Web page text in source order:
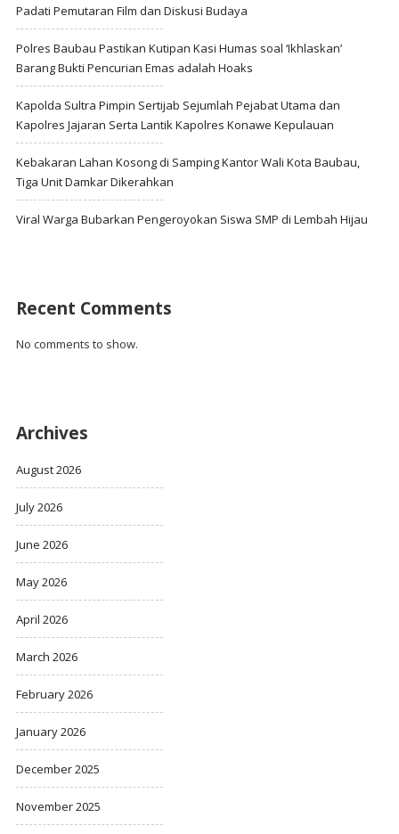
Padati Pemutaran Film dan Diskusi Budaya
Polres Baubau Pastikan Kutipan Kasi Humas soal ‘Ikhlaskan’
Barang Bukti Pencurian Emas adalah Hoaks
Kapolda Sultra Pimpin Sertijab Sejumlah Pejabat Utama dan
Kapolres Jajaran Serta Lantik Kapolres Konawe Kepulauan
Kebakaran Lahan Kosong di Samping Kantor Wali Kota Baubau,
Tiga Unit Damkar Dikerahkan
Viral Warga Bubarkan Pengeroyokan Siswa SMP di Lembah Hijau
Recent Comments
No comments to show.
Archives
August 2026
July 2026
June 2026
May 2026
April 2026
March 2026
February 2026
January 2026
December 2025
November 2025